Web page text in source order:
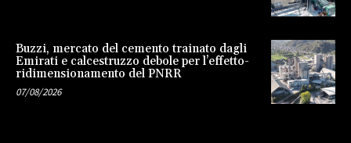
Buzzi, mercato del cemento trainato dagli
Emirati e calcestruzzo debole per l’effetto-
ridimensionamento del PNRR
07/08/2026